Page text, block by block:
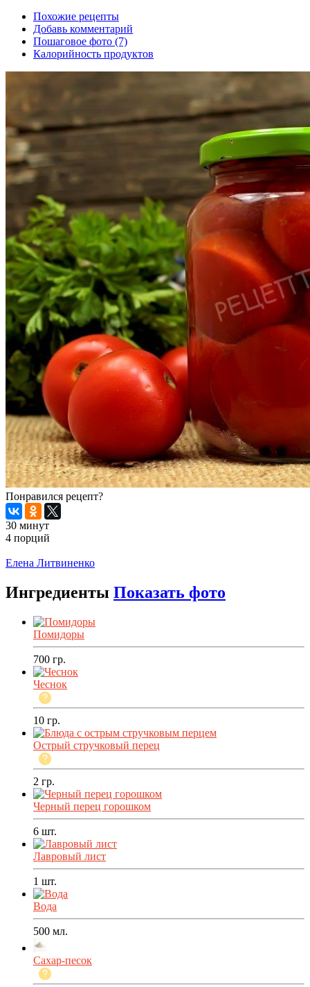
Похожие рецепты
Добавь комментарий
Пошаговое фото (7)
Калорийность продуктов
Понравился рецепт?
30 минут
4 порций
Елена Литвиненко
Ингредиенты Показать фото
Помидоры
700 гр.
Чеснок
10 гр.
Острый стручковый перец
2 гр.
Черный перец горошком
6 шт.
Лавровый лист
1 шт.
Вода
500 мл.
Сахар-песок